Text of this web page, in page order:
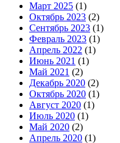
Март 2025 (1)
Октябрь 2023 (2)
Сентябрь 2023 (1)
Февраль 2023 (1)
Апрель 2022 (1)
Июнь 2021 (1)
Май 2021 (2)
Декабрь 2020 (2)
Октябрь 2020 (1)
Август 2020 (1)
Июль 2020 (1)
Май 2020 (2)
Апрель 2020 (1)